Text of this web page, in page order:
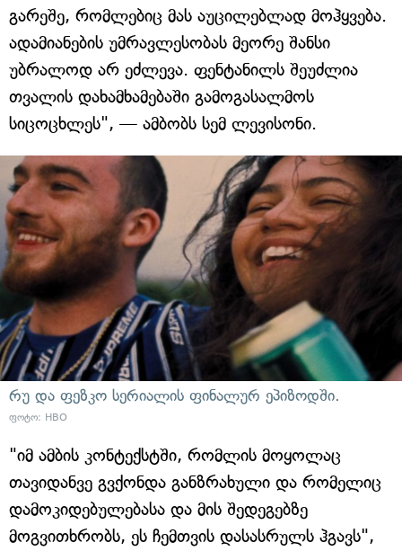
გარეშე, რომლებიც მას აუცილებლად მოჰყვება.
ადამიანების უმრავლესობას მეორე შანსი
უბრალოდ არ ეძლევა. ფენტანილს შეუძლია
თვალის დახამხამებაში გამოგასალმოს
სიცოცხლეს", — ამბობს სემ ლევისონი.
რუ და ფეზკო სერიალის ფინალურ ეპიზოდში.
ფოტო: HBO
"იმ ამბის კონტექსტში, რომლის მოყოლაც
თავიდანვე გვქონდა განზრახული და რომელიც
დამოკიდებულებასა და მის შედეგებზე
მოგვითხრობს, ეს ჩემთვის დასასრულს ჰგავს",